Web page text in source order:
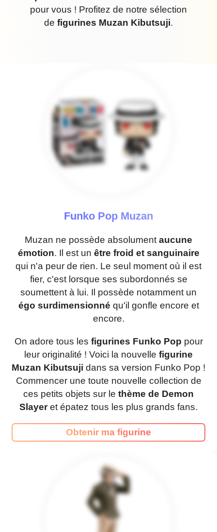
pour vous ! Profitez de notre sélection
de figurines Muzan Kibutsuji.
Funko Pop Muzan
Muzan ne possède absolument aucune
émotion. Il est un être froid et sanguinaire
qui n'a peur de rien. Le seul moment où il est
fier, c'est lorsque ses subordonnés se
soumettent à lui. Il possède notamment un
égo surdimensionné qu'il gonfle encore et
encore.
On adore tous les figurines Funko Pop pour
leur originalité ! Voici la nouvelle figurine
Muzan Kibutsuji dans sa version Funko Pop !
Commencer une toute nouvelle collection de
ces petits objets sur le thème de Demon
Slayeret épatez tous les plus grands fans.
Obtenir ma figurine